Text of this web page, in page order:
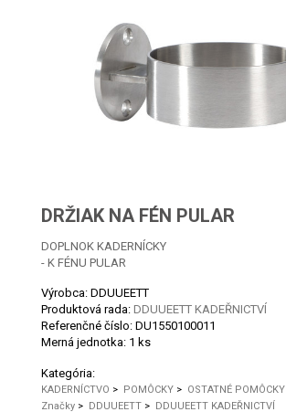
DRŽIAK NA FÉN PULAR
DOPLNOK KADERNÍCKY
- K FÉNU PULAR
Výrobca: DDUUEETT
Produktová rada: DDUUEETT KADEŘNICTVÍ
Referenčné číslo: DU1550100011
Merná jednotka: 1 ks
Kategória:
KADERNÍCTVO > POMÔCKY > OSTATNÉ POMÔCKY
Značky > DDUUEETT > DDUUEETT KADEŘNICTVÍ